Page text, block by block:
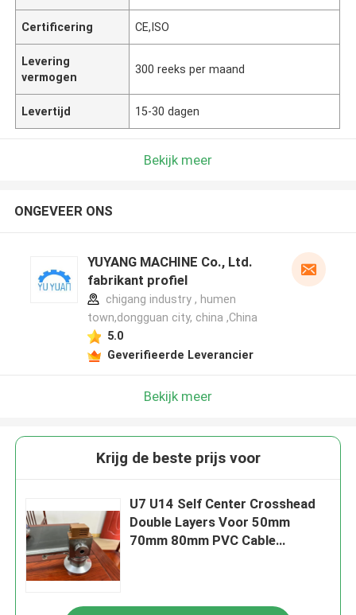
Certificering CE,ISO
Levering
vermogen
300 reeks per maand
Levertijd 15-30 dagen
Bekijk meer
ONGEVEER ONS
YUYANG MACHINE Co., Ltd.
fabrikant profiel
chigang industry , humen
town,dongguan city, china ,China
5.0
Geverifieerde Leverancier
Bekijk meer
Krijg de beste prijs voor
U7 U14 Self Center Crosshead
Double Layers Voor 50mm
70mm 80mm PVC Cable